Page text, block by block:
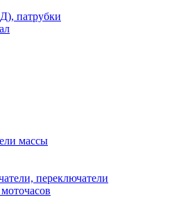
патрубки
массы
переключатели